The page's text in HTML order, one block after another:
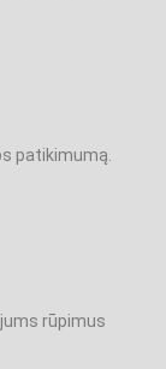
patikimumą.
rūpimus